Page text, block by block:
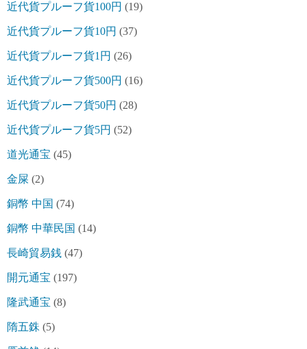
近代貨プルーフ貨100円 (19)
近代貨プルーフ貨10円 (37)
近代貨プルーフ貨1円 (26)
近代貨プルーフ貨500円 (16)
近代貨プルーフ貨50円 (28)
近代貨プルーフ貨5円 (52)
道光通宝 (45)
金屎 (2)
銅幣 中国 (74)
銅幣 中華民国 (14)
長崎貿易銭 (47)
開元通宝 (197)
隆武通宝 (8)
隋五銖 (5)